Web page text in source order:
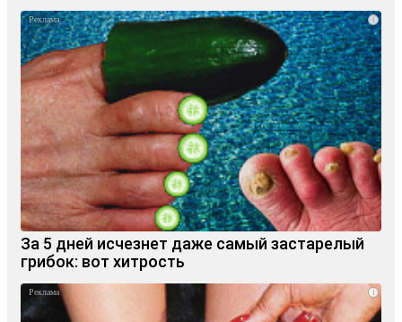
i
За 5 дней исчезнет даже самый застарелый
грибок: вот хитрость
i